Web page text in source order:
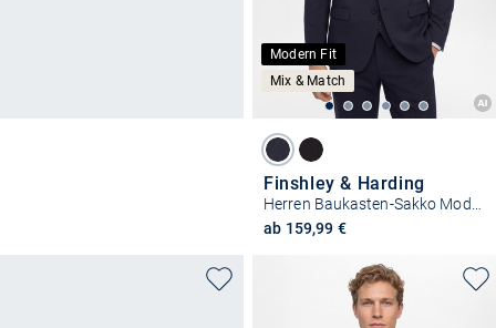
Modern Fit
Mix & Match
Finshley & Harding
ab 159,99 €